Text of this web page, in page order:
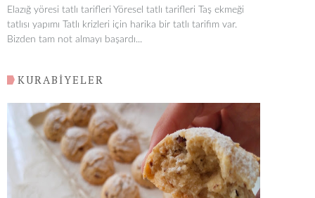
Elazığ yöresi tatlı tarifleri Yöresel tatlı tarifleri Taş ekmeği
tatlısı yapımı Tatlı krizleri için harika bir tatlı tarifim var.
Bizden tam not almayı başardı...
KURABİYELER